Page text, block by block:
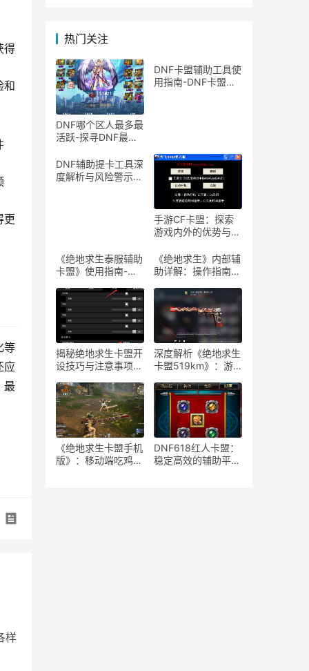
得
和
更
等
应
最
样
热门关注
DNF哪个区人最多最
活跃-探寻DNF最热
游戏天堂
DNF卡盟辅助工具使
用指南-DNF卡盟辅
DNF辅助提卡工具深
度解析与风险警示-
手游CF卡盟：探索
游戏内外的优势与合
盟：深入解析游戏产
业中的联盟与合作策
《绝地求生泰服辅助
卡盟》使用指南-
卡盟》体验分享及使
用技巧
《绝地求生》内部辅
助详解：操作指南与
生》内部辅助软件使
用教程与注意事项
揭秘绝地求生卡盟开
设技巧与注意事项-
绝地求生游戏卡盟平
台
深度解析《绝地求生
卡盟519km》：游
《绝地求生》卡盟
519km：揭秘高端
玩家生存与竞技秘籍
《绝地求生卡盟手机
版》：移动端吃鸡新
DNF618红人卡盟：
稳定高效的辅助平台